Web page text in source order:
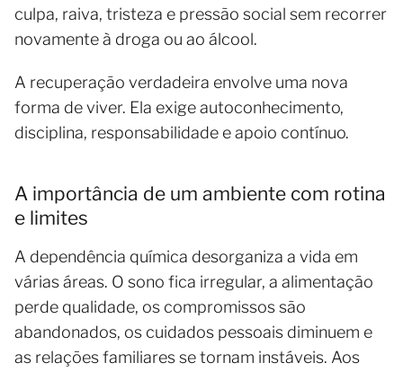
culpa, raiva, tristeza e pressão social sem recorrer
novamente à droga ou ao álcool.
A recuperação verdadeira envolve uma nova
forma de viver. Ela exige autoconhecimento,
disciplina, responsabilidade e apoio contínuo.
A importância de um ambiente com rotina
e limites
A dependência química desorganiza a vida em
várias áreas. O sono fica irregular, a alimentação
perde qualidade, os compromissos são
abandonados, os cuidados pessoais diminuem e
as relações familiares se tornam instáveis. Aos